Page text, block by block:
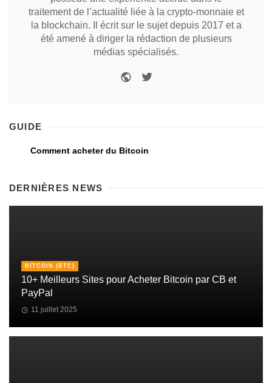
traitement de l’actualité liée à la crypto-monnaie et
la blockchain. Il écrit sur le sujet depuis 2017 et a
été amené à diriger la rédaction de plusieurs
médias spécialisés.
GUIDE
Comment acheter du Bitcoin
DERNIÈRES NEWS
BITCOIN (BTC)
10+ Meilleurs Sites pour Acheter Bitcoin par CB et
PayPal
11 juillet 2025